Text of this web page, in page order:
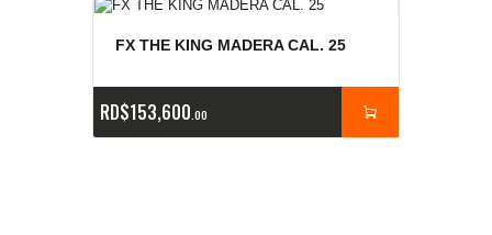
FX THE KING MADERA CAL. 25
RD$153,600 00